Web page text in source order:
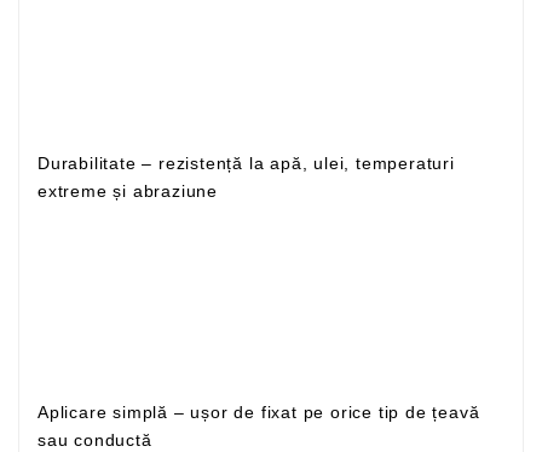
Durabilitate – rezistență la apă, ulei, temperaturi
extreme și abraziune
Aplicare simplă – ușor de fixat pe orice tip de țeavă
sau conductă